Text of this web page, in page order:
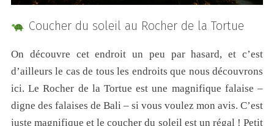
Coucher du soleil au Rocher de la Tortue
On découvre cet endroit un peu par hasard, et c’est
d’ailleurs le cas de tous les endroits que nous découvrons
ici. Le Rocher de la Tortue est une magnifique falaise –
digne des falaises de Bali – si vous voulez mon avis. C’est
juste magnifique et le coucher du soleil est un régal ! Petit